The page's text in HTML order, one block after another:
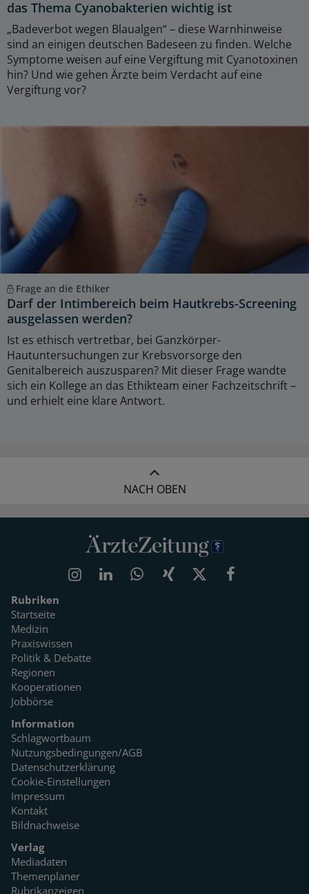
das Thema Cyanobakterien wichtig ist
„Badeverbot wegen Blaualgen“ – diese Warnhinweise
sind an einigen deutschen Badeseen zu finden. Welche
Symptome weisen auf eine Vergiftung mit Cyanotoxinen
hin? Und wie gehen Ärzte beim Verdacht auf eine
Vergiftung vor?
Frage an die Ethiker
Darf der Intimbereich beim Hautkrebs-Screening
ausgelassen werden?
Ist es ethisch vertretbar, bei Ganzkörper-
Hautuntersuchungen zur Krebsvorsorge den
Genitalbereich auszusparen? Mit dieser Frage wandte
sich ein Kollege an das Ethikteam einer Fachzeitschrift –
und erhielt eine klare Antwort.
NACH OBEN
Rubriken
Startseite
Medizin
Praxiswissen
Politik & Debatte
Regionen
Kooperationen
Jobbörse
Information
Schlagwortbaum
Nutzungsbedingungen/AGB
Datenschutzerklärung
Cookie-Einstellungen
Impressum
Kontakt
Bildnachweise
Verlag
Mediadaten
Themenplaner
Rubrikanzeigen